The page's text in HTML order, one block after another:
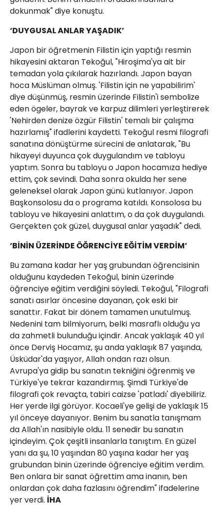
dokunmak" diye konuştu.
‘DUYGUSAL ANLAR YAŞADIK’
Japon bir öğretmenin Filistin için yaptığı resmin
hikayesini aktaran Tekoğul, "Hiroşima'ya ait bir
temadan yola çıkılarak hazırlandı. Japon bayan
hoca Müslüman olmuş. 'Filistin için ne yapabilirim'
diye düşünmüş, resmin üzerinde Filistin'i sembolize
eden ögeler, bayrak ve karpuz dilimleri yerleştirerek
'Nehirden denize özgür Filistin' temalı bir çalışma
hazırlamış" ifadlerini kaydetti. Tekoğul resmi filografi
sanatına dönüştürme sürecini de anlatarak, "Bu
hikayeyi duyunca çok duygulandım ve tabloyu
yaptım. Sonra bu tabloyu o Japon hocamıza hediye
ettim, çok sevindi. Daha sonra okulda her sene
geleneksel olarak Japon günü kutlanıyor. Japon
Başkonsolosu da o programa katıldı. Konsolosa bu
tabloyu ve hikayesini anlattım, o da çok duygulandı.
Gerçekten çok güzel, duygusal anlar yaşadık" dedi.
‘BİNİN ÜZERİNDE ÖĞRENCİYE EĞİTİM VERDİM’
Bu zamana kadar her yaş grubundan öğrencisinin
olduğunu kaydeden Tekoğul, binin üzerinde
öğrenciye eğitim verdiğini söyledi. Tekoğul, "Filografi
sanatı asırlar öncesine dayanan, çok eski bir
sanattır. Fakat bir dönem tamamen unutulmuş.
Nedenini tam bilmiyorum, belki masraflı olduğu ya
da zahmetli bulunduğu içindir. Ancak yaklaşık 40 yıl
önce Derviş Hocamız, şu anda yaklaşık 87 yaşında,
Üsküdar'da yaşıyor, Allah ondan razı olsun.
Avrupa'ya gidip bu sanatın tekniğini öğrenmiş ve
Türkiye'ye tekrar kazandırmış. Şimdi Türkiye'de
filografi çok revaçta, tabiri caizse 'patladı' diyebiliriz.
Her yerde ilgi görüyor. Kocaeli'ye gelişi de yaklaşık 15
yıl önceye dayanıyor. Benim bu sanatla tanışmam
da Allah'ın nasibiyle oldu. 11 senedir bu sanatın
içindeyim. Çok çeşitli insanlarla tanıştım. En güzel
yanı da şu, 10 yaşından 80 yaşına kadar her yaş
grubundan binin üzerinde öğrenciye eğitim verdim.
Ben onlara bir sanat öğrettim ama inanın, ben
onlardan çok daha fazlasını öğrendim" ifadelerine
yer verdi. İHA